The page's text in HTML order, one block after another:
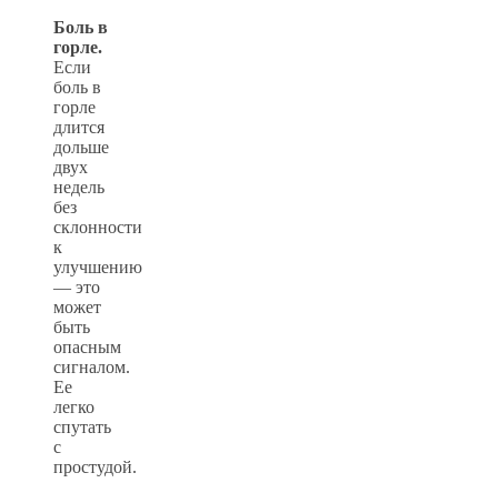
Боль в
горле.
Если
боль в
горле
длится
дольше
двух
недель
без
склонности
к
улучшению
— это
может
быть
опасным
сигналом.
Ее
легко
спутать
с
простудой.